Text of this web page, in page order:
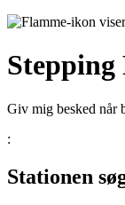
Giv mig besked når
:
Stationen